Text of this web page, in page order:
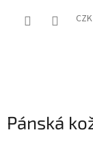
CZK
Pánská